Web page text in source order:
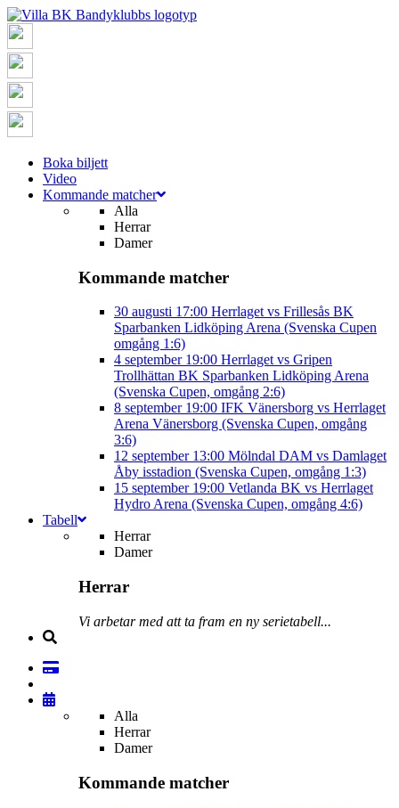
Boka biljett
Video
Kommande matcher
Alla
Herrar
Damer
Kommande matcher
30 augusti 17:00 Herrlaget vs Frillesås BK
Sparbanken Lidköping Arena (Svenska Cupen
omgång 1:6)
4 september 19:00 Herrlaget vs Gripen
Trollhättan BK Sparbanken Lidköping Arena
(Svenska Cupen, omgång 2:6)
8 september 19:00 IFK Vänersborg vs Herrlaget
Arena Vänersborg (Svenska Cupen, omgång
3:6)
12 september 13:00 Mölndal DAM vs Damlaget
Åby isstadion (Svenska Cupen, omgång 1:3)
15 september 19:00 Vetlanda BK vs Herrlaget
Hydro Arena (Svenska Cupen, omgång 4:6)
Tabell
Herrar
Damer
Herrar
Vi arbetar med att ta fram en ny serietabell...
Alla
Herrar
Damer
Kommande matcher